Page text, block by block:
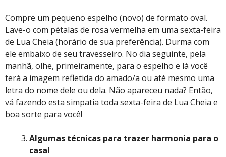
Compre um pequeno espelho (novo) de formato oval.
Lave-o com pétalas de rosa vermelha em uma sexta-feira
de Lua Cheia (horário de sua preferência). Durma com
ele embaixo de seu travesseiro. No dia seguinte, pela
manhã, olhe, primeiramente, para o espelho e lá você
terá a imagem refletida do amado/a ou até mesmo uma
letra do nome dele ou dela. Não apareceu nada? Então,
vá fazendo esta simpatia toda sexta-feira de Lua Cheia e
boa sorte para você!
Algumas técnicas para trazer harmonia para o
casal